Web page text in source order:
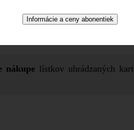
Informácie a ceny abonentiek
nákupe lístkov uhrádzaných